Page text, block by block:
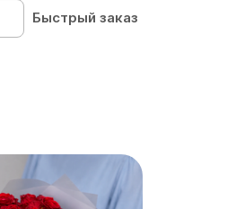
Быстрый заказ